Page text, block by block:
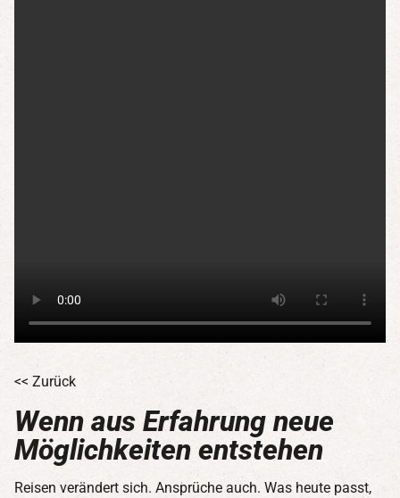
<< Zurück
Wenn aus Erfahrung neue
Möglichkeiten entstehen
Reisen verändert sich. Ansprüche auch. Was heute passt,